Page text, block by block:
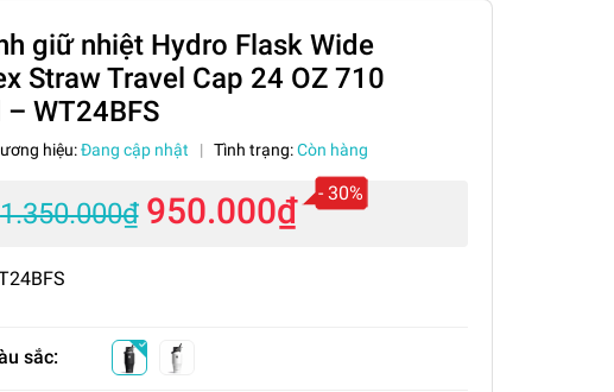
giữ nhiệt Hydro Flask Wide
Straw Travel Cap 24 OZ 710
– WT24BFS
hiệu:Đang cập nhật | Tình trạng:Còn hàng
1.350.000₫ 950.000₫ - 30%
sắc: